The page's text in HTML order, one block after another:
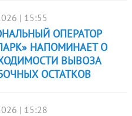
| 15:55
ОПЕРАТОР
НАПОМИНАЕТ О
ВЫВОЗА
ОСТАТКОВ
| 15:28